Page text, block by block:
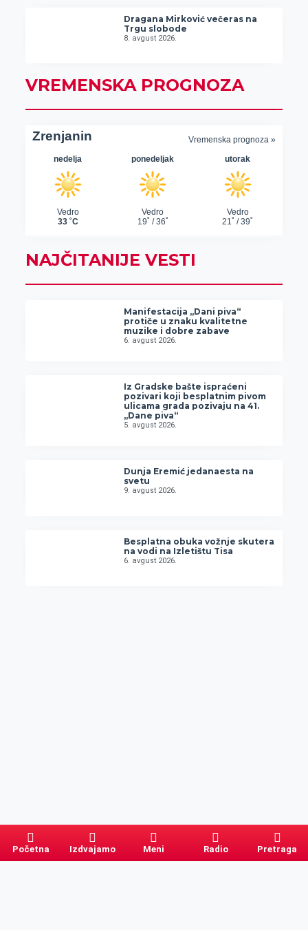
Dragana Mirković večeras na
Trgu slobode
8. avgust 2026.
VREMENSKA PROGNOZA
NAJČITANIJE VESTI
Manifestacija „Dani piva“
protiče u znaku kvalitetne
muzike i dobre zabave
6. avgust 2026.
Iz Gradske bašte ispraćeni
pozivari koji besplatnim pivom
ulicama grada pozivaju na 41.
„Dane piva“
5. avgust 2026.
Dunja Eremić jedanaesta na
svetu
9. avgust 2026.
Besplatna obuka vožnje skutera
na vodi na Izletištu Tisa
6. avgust 2026.
Početna Izdvajamo Meni Radio Pretraga